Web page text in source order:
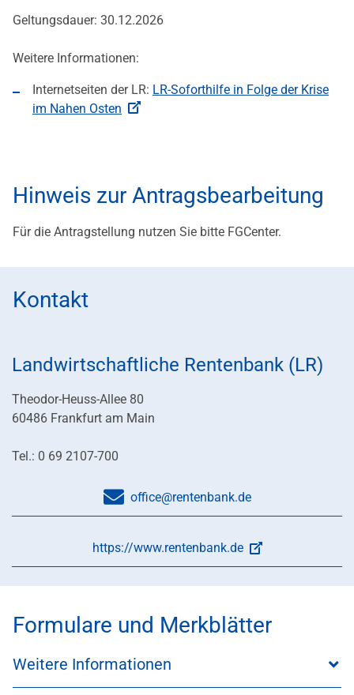
Geltungsdauer: 30.12.2026
Weitere Informationen:
Internetseiten der LR: LR-Soforthilfe in Folge der Krise
im Nahen Osten
Hinweis zur Antragsbearbeitung
Für die Antragstellung nutzen Sie bitte FGCenter.
Kontakt
Landwirtschaftliche Rentenbank (LR)
Theodor-Heuss-Allee 80
60486 Frankfurt am Main
Tel.: 0 69 2107-700
office@rentenbank.de
https://www.rentenbank.de
Formulare und Merkblätter
Weitere Informationen